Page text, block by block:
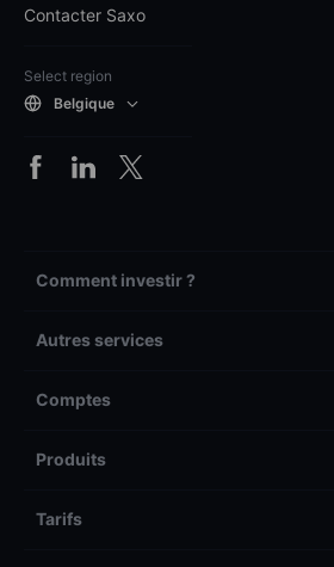
Contacter Saxo
Select region
Belgique
Comment investir ?
Autres services
Comptes
Produits
Tarifs